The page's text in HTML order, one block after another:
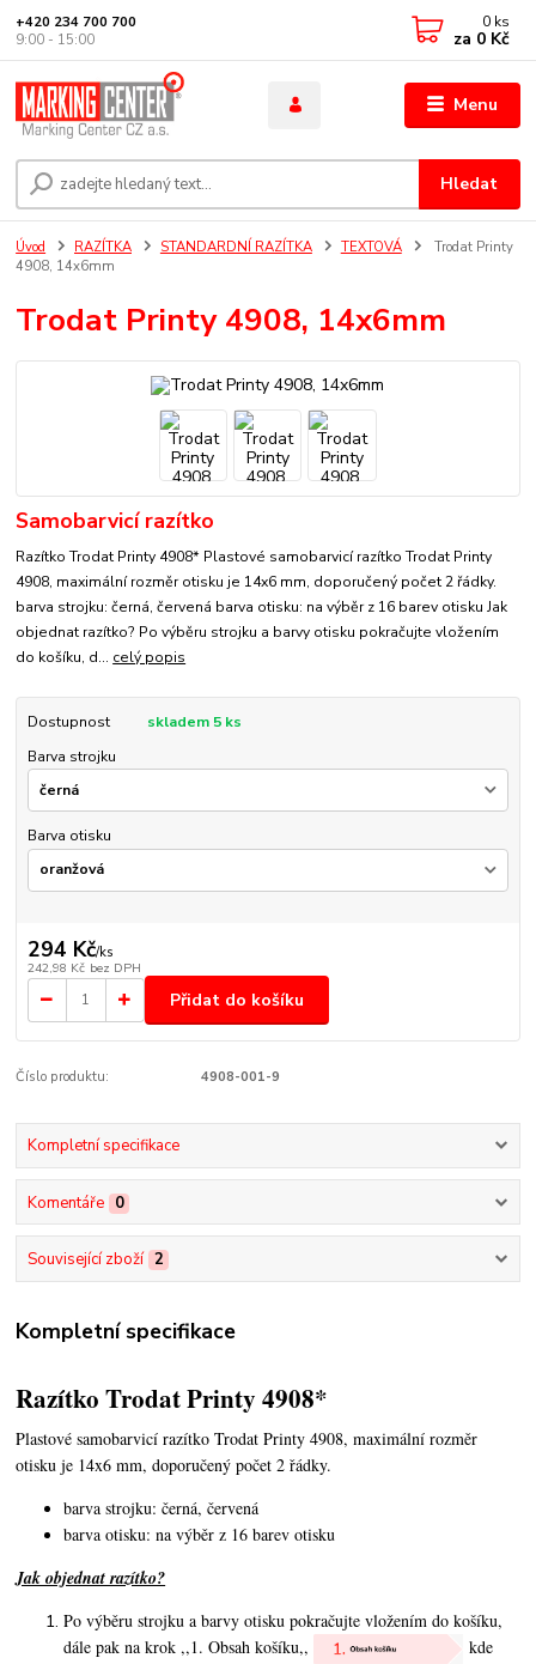
Menu
Hledat
+420 234 700 700
9:00 - 15:00
0 ks
za 0 Kč
Úvod RAZÍTKA STANDARDNÍ RAZÍTKA TEXTOVÁ
Trodat Printy
4908, 14x6mm
Trodat Printy 4908, 14x6mm
Samobarvicí razítko
Razítko Trodat Printy 4908* Plastové samobarvicí razítko Trodat Printy
4908, maximální rozměr otisku je 14x6 mm, doporučený počet 2 řádky.
barva strojku: černá, červená barva otisku: na výběr z 16 barev otisku Jak
objednat razítko? Po výběru strojku a barvy otisku pokračujte vložením
do košíku, d... celý popis
Dostupnost
skladem 5 ks
Barva strojku
Barva otisku
294 Kč/ks
242,98 Kč bez DPH
Přidat do košíku
Číslo produktu: 4908-001-9
Kompletní specifikace
Komentáře 0
Související zboží 2
Kompletní specifikace
Razítko Trodat Printy 4908*
Plastové samobarvicí razítko Trodat Printy 4908,maximální rozměr
otisku je 14x6 mm, doporučený počet 2 řádky.
barva strojku: černá, červená
barva otisku: na výběr z 16 barev otisku
Jak objednat razítko?
Po výběru strojku a barvy otisku pokračujte vložením do košíku,
dále pak na krok ,,1. Obsah košíku,,
kde